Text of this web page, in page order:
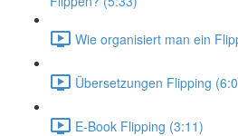
Wie organisiert man ein
Übersetzungen Flipping
E-Book Flipping (3:11)